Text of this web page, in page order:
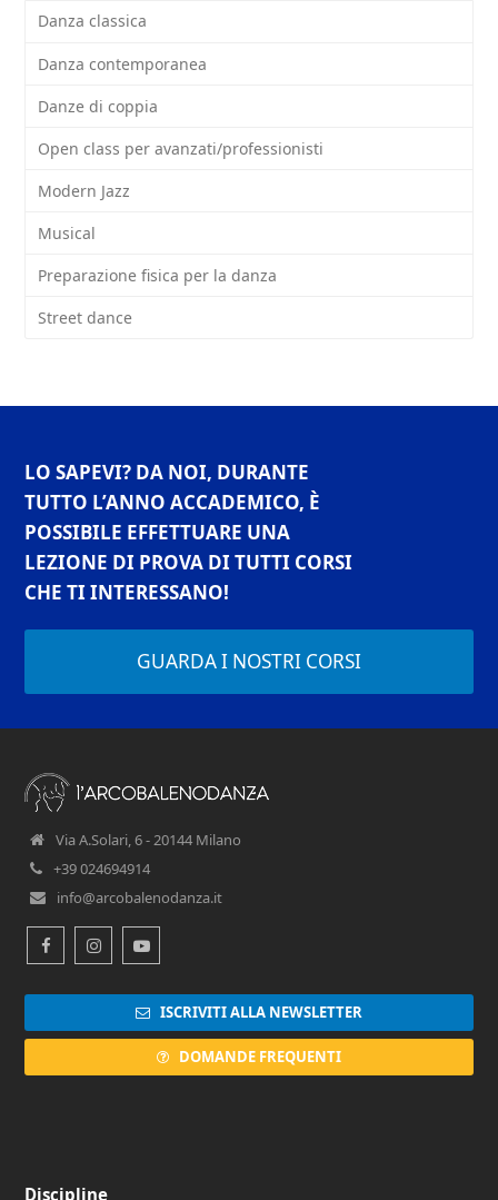
Danza classica
Danza contemporanea
Danze di coppia
Open class per avanzati/professionisti
Modern Jazz
Musical
Preparazione fisica per la danza
Street dance
LO SAPEVI? DA NOI, DURANTE
TUTTO L’ANNO ACCADEMICO, È
POSSIBILE EFFETTUARE UNA
LEZIONE DI PROVA DI TUTTI CORSI
CHE TI INTERESSANO!
GUARDA I NOSTRI CORSI
Via A.Solari, 6 - 20144 Milano
+39 024694914
info@arcobalenodanza.it
FacebookInstagramYoutube
ISCRIVITI ALLA NEWSLETTER
DOMANDE FREQUENTI
Discipline